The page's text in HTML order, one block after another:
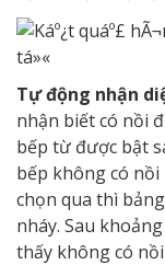
Tự động nhận
nhận biết có nồi
bếp từ được bật
bếp không có
chọn qua thì
nháy. Sau
thấy không có